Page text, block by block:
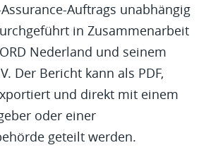
Assurance-Auftrags unabhängig
in Zusammenarbeit
Nederland und seinem
Der Bericht kann als PDF,
und direkt mit einem
oder einer
geteilt werden.